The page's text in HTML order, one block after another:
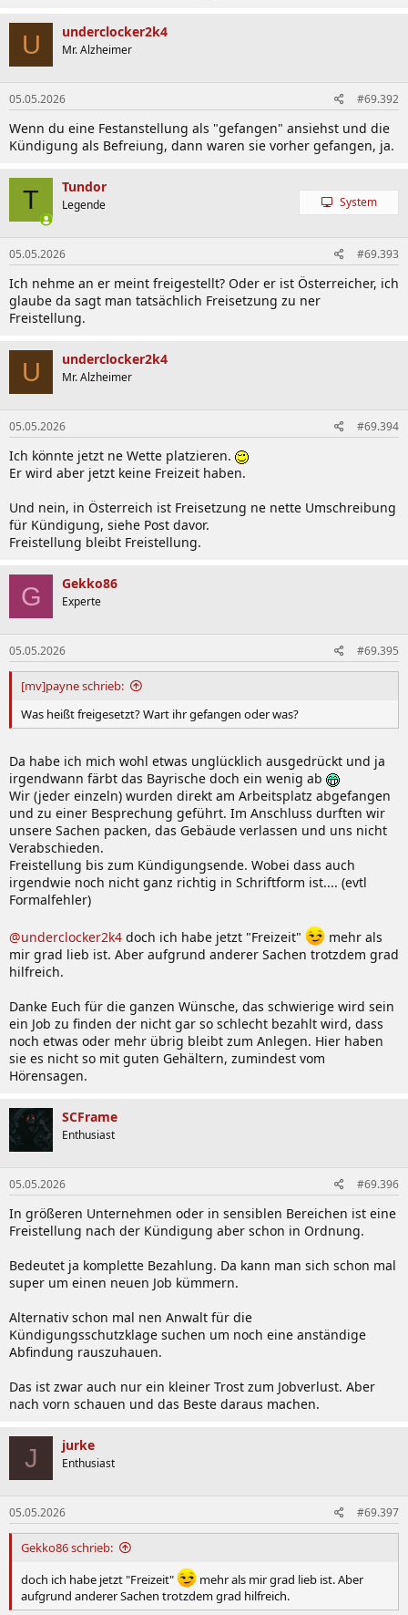
U underclocker2k4
Mr. Alzheimer
05.05.2026 #69.392
Wenn du eine Festanstellung als "gefangen" ansiehst und die
Kündigung als Befreiung, dann waren sie vorher gefangen, ja.
T Tundor
Legende System
05.05.2026 #69.393
Ich nehme an er meint freigestellt? Oder er ist Österreicher, ich
glaube da sagt man tatsächlich Freisetzung zu ner
Freistellung.
U underclocker2k4
Mr. Alzheimer
05.05.2026 #69.394
Ich könnte jetzt ne Wette platzieren.
Er wird aber jetzt keine Freizeit haben.
Und nein, in Österreich ist Freisetzung ne nette Umschreibung
für Kündigung, siehe Post davor.
Freistellung bleibt Freistellung.
G Gekko86
Experte
05.05.2026 #69.395
[mv]payne schrieb:
Was heißt freigesetzt? Wart ihr gefangen oder was?
Da habe ich mich wohl etwas unglücklich ausgedrückt und ja
irgendwann färbt das Bayrische doch ein wenig ab
Wir (jeder einzeln) wurden direkt am Arbeitsplatz abgefangen
und zu einer Besprechung geführt. Im Anschluss durften wir
unsere Sachen packen, das Gebäude verlassen und uns nicht
Verabschieden.
Freistellung bis zum Kündigungsende. Wobei dass auch
irgendwie noch nicht ganz richtig in Schriftform ist.... (evtl
Formalfehler)
@underclocker2k4 doch ich habe jetzt "Freizeit"
mehr als
mir grad lieb ist. Aber aufgrund anderer Sachen trotzdem grad
hilfreich.
Danke Euch für die ganzen Wünsche, das schwierige wird sein
ein Job zu finden der nicht gar so schlecht bezahlt wird, dass
noch etwas oder mehr übrig bleibt zum Anlegen. Hier haben
sie es nicht so mit guten Gehältern, zumindest vom
Hörensagen.
SCFrame
Enthusiast
05.05.2026 #69.396
In größeren Unternehmen oder in sensiblen Bereichen ist eine
Freistellung nach der Kündigung aber schon in Ordnung.
Bedeutet ja komplette Bezahlung. Da kann man sich schon mal
super um einen neuen Job kümmern.
Alternativ schon mal nen Anwalt für die
Kündigungsschutzklage suchen um noch eine anständige
Abfindung rauszuhauen.
Das ist zwar auch nur ein kleiner Trost zum Jobverlust. Aber
nach vorn schauen und das Beste daraus machen.
J jurke
Enthusiast
05.05.2026 #69.397
Gekko86 schrieb:
doch ich habe jetzt "Freizeit"
mehr als mir grad lieb ist. Aber
aufgrund anderer Sachen trotzdem grad hilfreich.